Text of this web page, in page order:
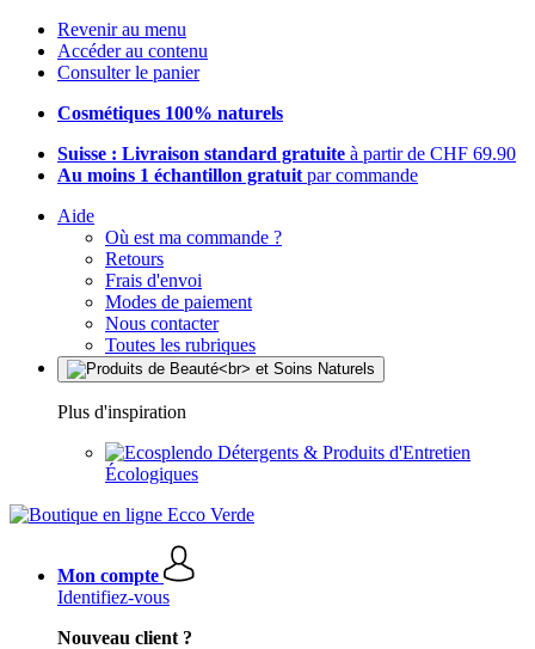
Revenir au menu
Accéder au contenu
Consulter le panier
Cosmétiques 100% naturels
Suisse : Livraison standard gratuite à partir de CHF 69.90
Au moins 1 échantillon gratuit par commande
Aide
Où est ma commande ?
Retours
Frais d'envoi
Modes de paiement
Nous contacter
Toutes les rubriques
Plus d'inspiration
Détergents & Produits d'Entretien
Écologiques
Mon compte
Identifiez-vous
Nouveau client ?